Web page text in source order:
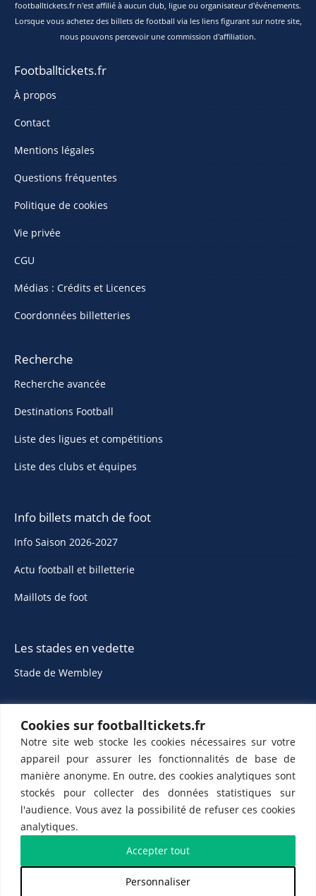
Cookies sur footballtickets.fr
Notre site web stocke les cookies nécessaires sur votre
appareil pour assurer les fonctionnalités de base de
manière anonyme. En outre, des cookies analytiques sont
stockés pour collecter des données statistiques sur
l'audience. Vous avez la possibilité de refuser ces cookies
analytiques.
Personnaliser
Accepter tout
footballtickets.fr n'est affilié à aucun club, ligue ou organisateur d'événements.
Lorsque vous achetez des billets de football via les liens figurant sur notre site,
nous pouvons percevoir une commission d'affiliation.
Footballtickets.fr
À propos
Contact
Mentions légales
Questions fréquentes
Politique de cookies
Vie privée
CGU
Médias : Crédits et Licences
Coordonnées billetteries
Recherche
Recherche avancée
Destinations Football
Liste des ligues et compétitions
Liste des clubs et équipes
Info billets match de foot
Info Saison 2026-2027
Actu football et billetterie
Maillots de foot
Les stades en vedette
Stade de Wembley
ETTS 365 SL, Rambla de Catalunya 38, 8, 1, 08007 Barcelone, Espagne |
Partenaires de l'US Changé 53 💙et de l'US Bretons de Paris 🤍